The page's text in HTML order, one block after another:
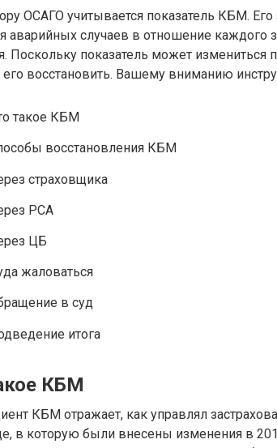
ОСАГО учитывается показатель КБМ. Его
аварийных случаев в отношение каждого
Поскольку показатель может измениться
его восстановить. Вашему вниманию
такое КБМ
восстановления КБМ
страховщика
РСА
ЦБ
жаловаться
в суд
итога
КБМ
КБМ отражает, как управлял
в которую были внесены изменения в